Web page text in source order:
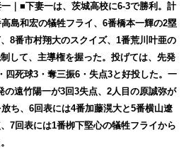
｜■下妻一は、茨城高校に6-3で勝利。計
島和宏の犠牲フライ、6番橋本一輝の2塁
8番市村翔大のスクイズ、1番荒川叶亜の
して、主導権を握った。投げては、先発
四死球3・奪三振6・失点3と好投した。一
の遠竹陽一が3回3失点、2人目の原誠弥が
ち、6回表には4番加藤滉大と5番横山遼
7回表には1番栁下堅心の犠牲フライから